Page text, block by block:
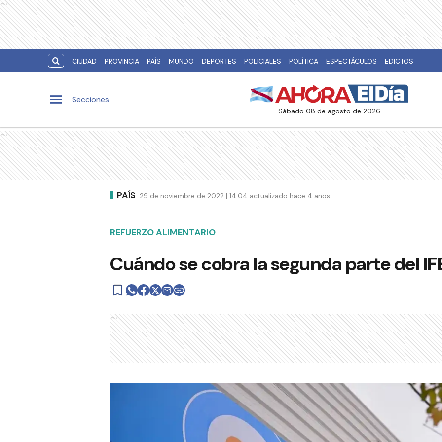
Ads
CIUDAD PROVINCIA PAÍS MUNDO DEPORTES POLICIALES POLÍTICA ESPECTÁCULOS EDICTOS
Secciones
sábado 08 de agosto de 2026
Ads
PAÍS 29 de noviembre de 2022 | 14:04 actualizado hace 4 años
REFUERZO ALIMENTARIO
Cuándo se cobra la segunda parte del
Ads